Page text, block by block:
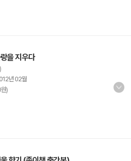
을 지우다
년 02월
)